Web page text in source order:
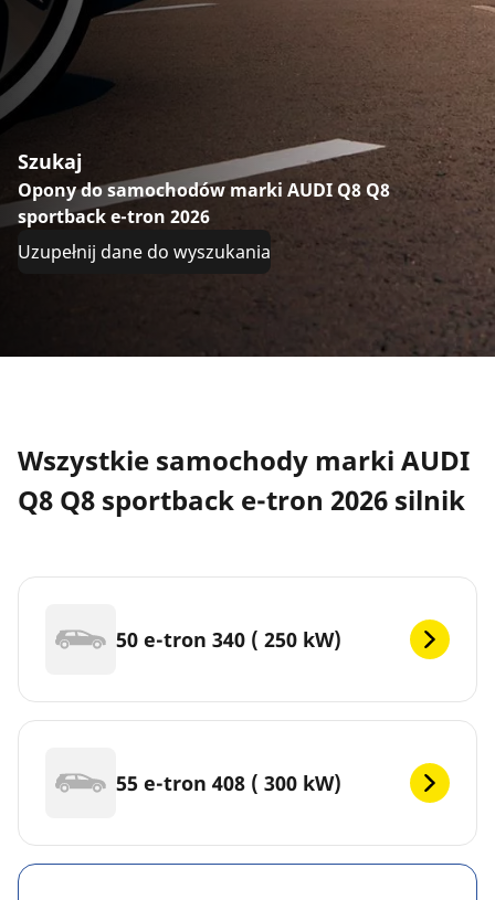
Szukaj
Opony do samochodów marki AUDI Q8 Q8
sportback e-tron 2026
Uzupełnij dane do wyszukania
Wszystkie samochody marki AUDI
Q8 Q8 sportback e-tron 2026 silnik
50 e-tron 340 ( 250 kW)
55 e-tron 408 ( 300 kW)